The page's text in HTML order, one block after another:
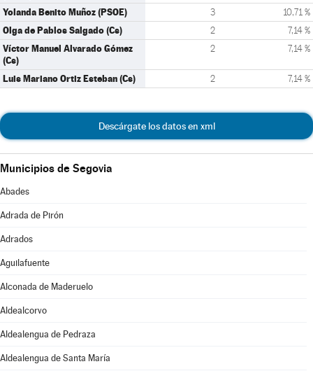
Yolanda Benito Muñoz (PSOE) 3 10,71 %
Olga de Pablos Salgado (Cs) 2 7,14 %
Víctor Manuel Alvarado Gómez
(Cs)
2 7,14 %
Luis Mariano Ortiz Esteban (Cs) 2 7,14 %
Descárgate los datos en xml
Municipios de Segovia
Abades
Adrada de Pirón
Adrados
Aguilafuente
Alconada de Maderuelo
Aldealcorvo
Aldealengua de Pedraza
Aldealengua de Santa María